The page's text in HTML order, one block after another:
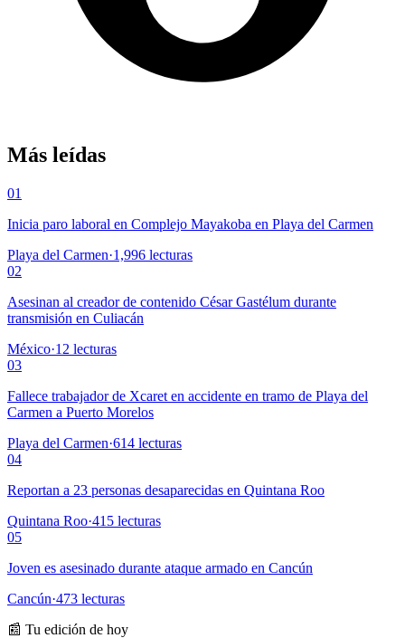
Más leídas
01
Inicia paro laboral en Complejo Mayakoba en Playa del Carmen
Playa del Carmen·1,996 lecturas
02
Asesinan al creador de contenido César Gastélum durante
transmisión en Culiacán
México·12 lecturas
03
Fallece trabajador de Xcaret en accidente en tramo de Playa del
Carmen a Puerto Morelos
Playa del Carmen·614 lecturas
04
Reportan a 23 personas desaparecidas en Quintana Roo
Quintana Roo·415 lecturas
05
Joven es asesinado durante ataque armado en Cancún
Cancún·473 lecturas
📰 Tu edición de hoy